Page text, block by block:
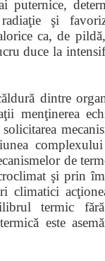
puternice,
şi
ca, de
duce la
dintre
menţinerea
de
şi prin
climatici
termic
este